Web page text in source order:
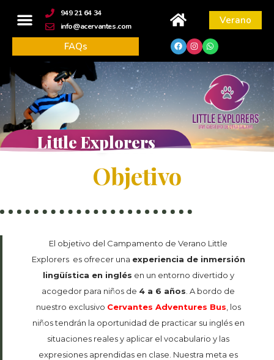
949 21 64 34
info@acervantes.com
Verano
FAQs
Little Explorers
Objetivo
El objetivo del Campamento de Verano Little
Explorers es ofrecer una experiencia de inmersión
lingüística en inglés en un entorno divertido y
acogedor para niños de 4 a 6 años . A bordo de
nuestro exclusivo Cervantes Adventures Bus , los
niños tendrán la oportunidad de practicar su inglés en
situaciones reales y aplicar el vocabulario y las
expresiones aprendidas en clase. Nuestra meta es